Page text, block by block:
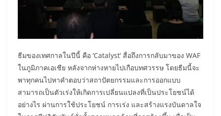
ธีมของเทศกาลในปีนี้ คือ ‘Catalyst’ สื่อถึงการกลับมาของ WAF
ในภูมิภาคเอเชีย หลังจากห่างหายไปเกือบทศวรรษ โดยธีมนี้จะ
พาทุกคนไปหาคำตอบว่าสถาปัตยกรรมและการออกแบบ
สามารถเป็นตัวเร่งให้เกิดการเปลี่ยนแปลงที่เป็นประโยชน์ได้
อย่างไร ผ่านการใช้ประโยชน์ การเร่ง และสร้างแรงบันดาลใจ